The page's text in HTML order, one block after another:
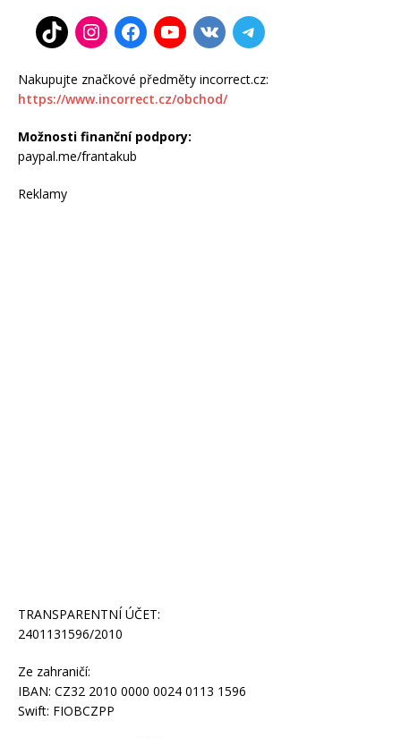
Nakupujte značkové předměty incorrect.cz:
https://www.incorrect.cz/obchod/
Možnosti finanční podpory:
paypal.me/frantakub
Reklamy
TRANSPARENTNÍ ÚČET:
2401131596/2010
Ze zahraničí:
IBAN: CZ32 2010 0000 0024 0113 1596
Swift: FIOBCZPP